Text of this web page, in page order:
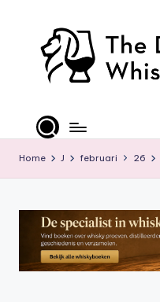
D
W
A
-
O
ffi
Home J februari 26